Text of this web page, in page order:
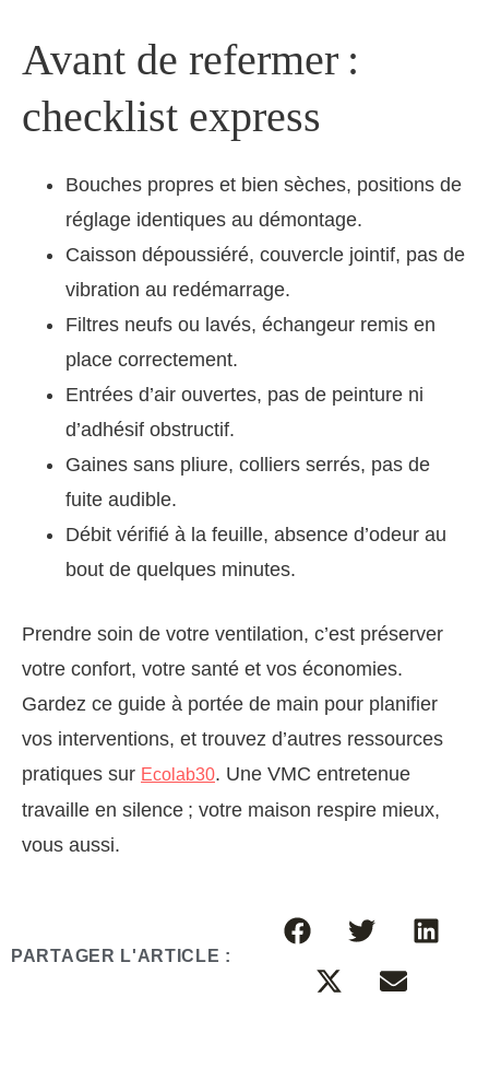
Avant de refermer :
checklist express
Bouches propres et bien sèches, positions de
réglage identiques au démontage.
Caisson dépoussiéré, couvercle jointif, pas de
vibration au redémarrage.
Filtres neufs ou lavés, échangeur remis en
place correctement.
Entrées d’air ouvertes, pas de peinture ni
d’adhésif obstructif.
Gaines sans pliure, colliers serrés, pas de
fuite audible.
Débit vérifié à la feuille, absence d’odeur au
bout de quelques minutes.
Prendre soin de votre ventilation, c’est préserver
votre confort, votre santé et vos économies.
Gardez ce guide à portée de main pour planifier
vos interventions, et trouvez d’autres ressources
pratiques sur Ecolab30. Une VMC entretenue
travaille en silence ; votre maison respire mieux,
vous aussi.
PARTAGER L'ARTICLE :